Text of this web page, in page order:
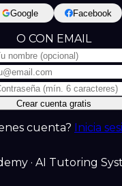
Google Facebook
O CON EMAIL
Crear cuenta gratis
cuenta? Inicia
· AI Tutoring